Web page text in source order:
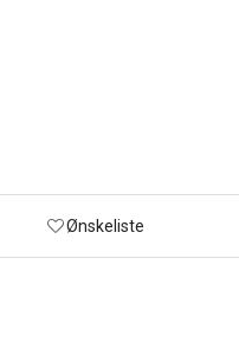
Ønskeliste